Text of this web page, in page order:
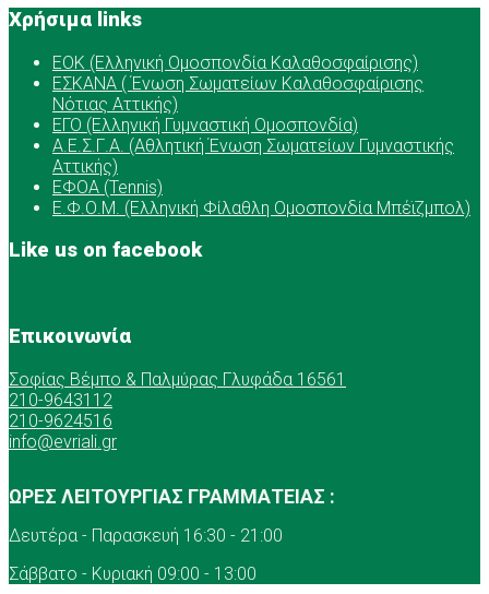
Χρήσιμα links
ΕOK (Ελληνική Ομοσπονδία Καλαθοσφαίρισης)
ΕΣΚΑΝΑ ( Ένωση Σωματείων Καλαθοσφαίρισης
Νότιας Αττικής)
ΕΓΟ (Ελληνική Γυμναστική Ομοσπονδία)
Α.Ε.Σ.Γ.Α. (Αθλητική Ένωση Σωματείων Γυμναστικής
Αττικής)
ΕΦΟΑ (Tennis)
Ε.Φ.Ο.Μ. (Ελληνική Φίλαθλη Ομοσπονδία Μπέϊζμπολ)
Like us on facebook
Επικοινωνία
Σοφίας Βέμπο & Παλμύρας Γλυφάδα 16561
210-9643112
210-9624516
info@evriali.gr
ΩΡΕΣ ΛΕΙΤΟΥΡΓΙΑΣ ΓΡΑΜΜΑΤΕΙΑΣ :
Δευτέρα - Παρασκευή 16:30 - 21:00
Σάββατο - Κυριακή 09:00 - 13:00